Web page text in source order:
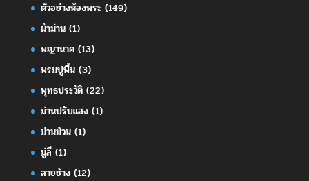
ตัวอย่างห้องพระ(149)
ผ้าม่าน(1)
พญานาค(13)
พรมปูพื้น(3)
พุทธประวัติ(22)
ม่านปรับแสง(1)
ม่านม้วน(1)
มู่ลี่(1)
ลายช้าง(12)